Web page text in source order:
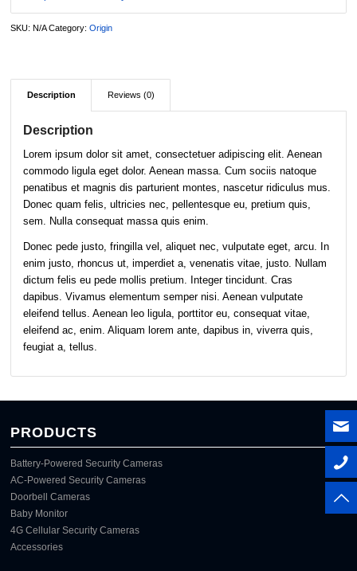
SKU:N/A Category:Origin
Description Reviews (0)
Description
Lorem ipsum dolor sit amet, consectetuer adipiscing elit. Aenean
commodo ligula eget dolor. Aenean massa. Cum sociis natoque
penatibus et magnis dis parturient montes, nascetur ridiculus mus.
Donec quam felis, ultricies nec, pellentesque eu, pretium quis,
sem. Nulla consequat massa quis enim.
Donec pede justo, fringilla vel, aliquet nec, vulputate eget, arcu. In
enim justo, rhoncus ut, imperdiet a, venenatis vitae, justo. Nullam
dictum felis eu pede mollis pretium. Integer tincidunt. Cras
dapibus. Vivamus elementum semper nisi. Aenean vulputate
eleifend tellus. Aenean leo ligula, porttitor eu, consequat vitae,
eleifend ac, enim. Aliquam lorem ante, dapibus in, viverra quis,
feugiat a, tellus.
PRODUCTS
Battery-Powered Security Cameras
AC-Powered Security Cameras
Doorbell Cameras
Baby Monitor
4G Cellular Security Cameras
Accessories